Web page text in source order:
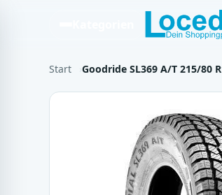
Start Goodride SL369 A/T 215/80